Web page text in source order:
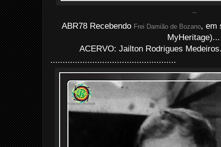
ABR78 Recebendo Frei Damião de Bozano, em
ACERVO: Jailton Rodrigues
...................................................